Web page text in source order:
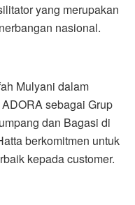
yang merupakan
nasional.
Mulyani dalam
sebagai Grup
dan Bagasi di
berkomitmen untuk
kepada customer.